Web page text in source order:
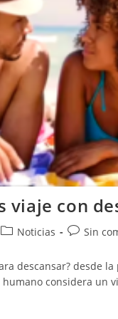
viaje con
Categoría
la
entrada:
Noticias
la
entrada:
Sin
descansar? desde
considera un